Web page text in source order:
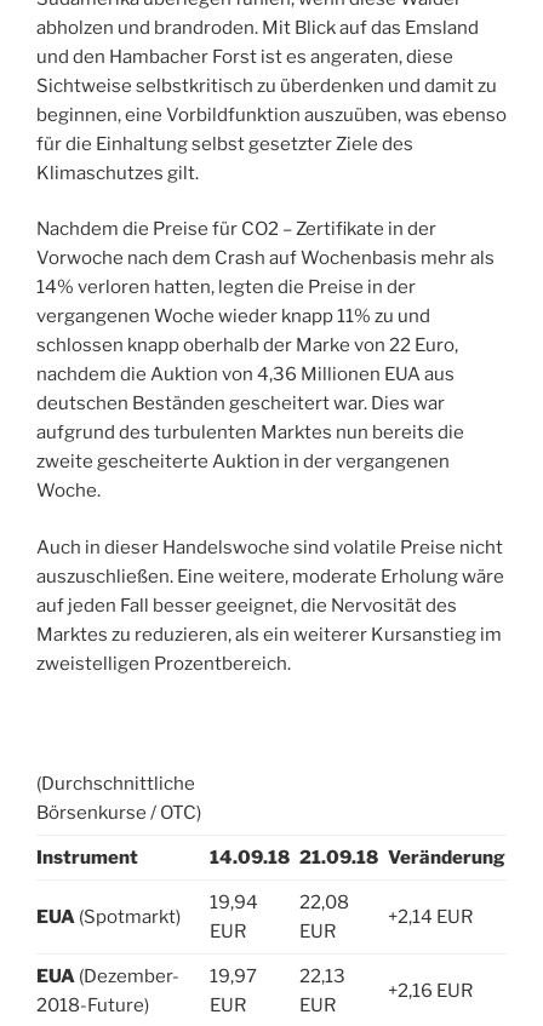
abholzen und brandroden. Mit Blick auf das Emsland
und den Hambacher Forst ist es angeraten, diese
Sichtweise selbstkritisch zu überdenken und damit zu
beginnen, eine Vorbildfunktion auszuüben, was ebenso
für die Einhaltung selbst gesetzter Ziele des
Klimaschutzes gilt.
Nachdem die Preise für CO2 – Zertifikate in der
Vorwoche nach dem Crash auf Wochenbasis mehr als
14% verloren hatten, legten die Preise in der
vergangenen Woche wieder knapp 11% zu und
schlossen knapp oberhalb der Marke von 22 Euro,
nachdem die Auktion von 4,36 Millionen EUA aus
deutschen Beständen gescheitert war. Dies war
aufgrund des turbulenten Marktes nun bereits die
zweite gescheiterte Auktion in der vergangenen
Woche.
Auch in dieser Handelswoche sind volatile Preise nicht
auszuschließen. Eine weitere, moderate Erholung wäre
auf jeden Fall besser geeignet, die Nervosität des
Marktes zu reduzieren, als ein weiterer Kursanstieg im
zweistelligen Prozentbereich.
(Durchschnittliche
Börsenkurse / OTC)
Instrument 14.09.18 21.09.18 Veränderung
EUA (Spotmarkt)
19,94
EUR
22,08
EUR
+2,14 EUR
EUA (Dezember-
2018-Future)
19,97
EUR
22,13
EUR
+2,16 EUR